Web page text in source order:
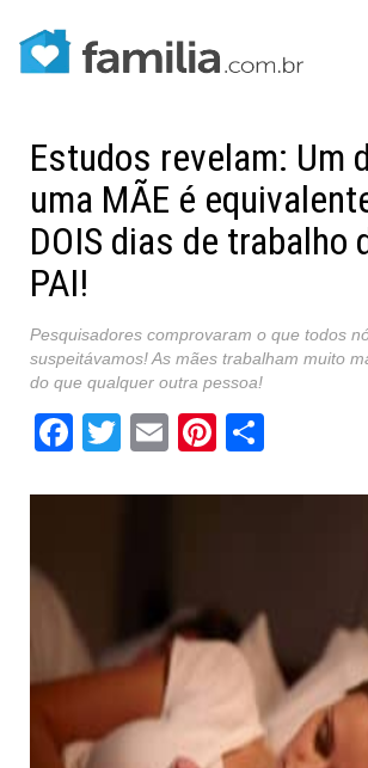
Estudos revelam: Um
uma MÃE é
DOIS dias de trabalho
PAI!
Pesquisadores comprovaram o que todos
suspeitávamos! As mães trabalham muito
do que qualquer outra pessoa!
Facebook
Twitter
EmailPinterest